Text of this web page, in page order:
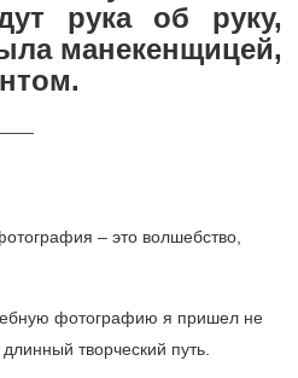
рука об руку,
манекенщицей,
– это волшебство,
фотографию я пришел не
творческий путь.